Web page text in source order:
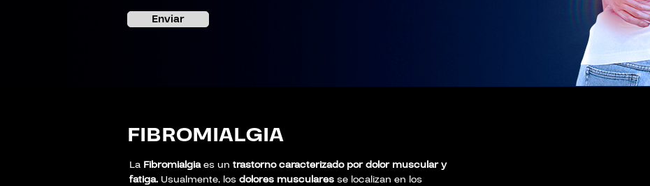
Enviar
FIBROMIALGIA
La Fibromialgiaes un trastorno caracterizado por dolor muscular y
fatiga. Usualmente, losdolores musculares se localizan en los